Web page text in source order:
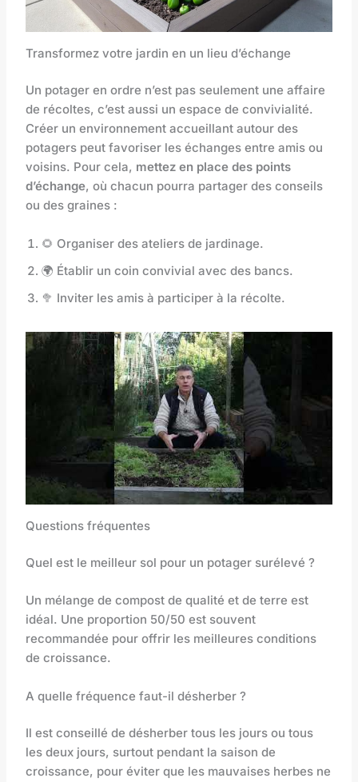
Transformez votre jardin en un lieu d’échange
Un potager en ordre n’est pas seulement une affaire
de récoltes, c’est aussi un espace de convivialité.
Créer un environnement accueillant autour des
potagers peut favoriser les échanges entre amis ou
voisins. Pour cela, mettez en place des points
d’échange, où chacun pourra partager des conseils
ou des graines :
🌻 Organiser des ateliers de jardinage.
🌍 Établir un coin convivial avec des bancs.
🥦 Inviter les amis à participer à la récolte.
Questions fréquentes
Quel est le meilleur sol pour un potager surélevé ?
Un mélange de compost de qualité et de terre est
idéal. Une proportion 50/50 est souvent
recommandée pour offrir les meilleures conditions
de croissance.
A quelle fréquence faut-il désherber ?
Il est conseillé de désherber tous les jours ou tous
les deux jours, surtout pendant la saison de
croissance, pour éviter que les mauvaises herbes ne